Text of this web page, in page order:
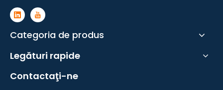
Categoria de produs
Legături rapide
Contactaţi-ne